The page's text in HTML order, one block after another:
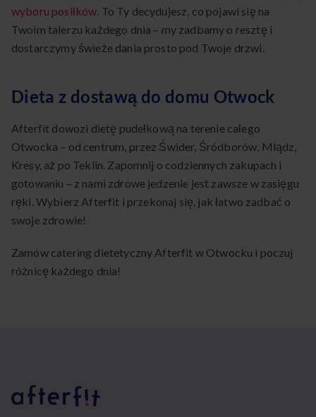
wyboru posiłków . To Ty decydujesz, co pojawi się na
Twoim talerzu każdego dnia – my zadbamy o resztę i
dostarczymy świeże dania prosto pod Twoje drzwi.
Dieta z dostawą do domu Otwock
Afterfit dowozi dietę pudełkową na terenie całego
Otwocka – od centrum, przez Świder, Śródborów, Mlądz,
Kresy, aż po Teklin. Zapomnij o codziennych zakupach i
gotowaniu – z nami zdrowe jedzenie jest zawsze w zasięgu
ręki. Wybierz Afterfit i przekonaj się, jak łatwo zadbać o
swoje zdrowie!
Zamów catering dietetyczny Afterfit w Otwocku i poczuj
różnicę każdego dnia!